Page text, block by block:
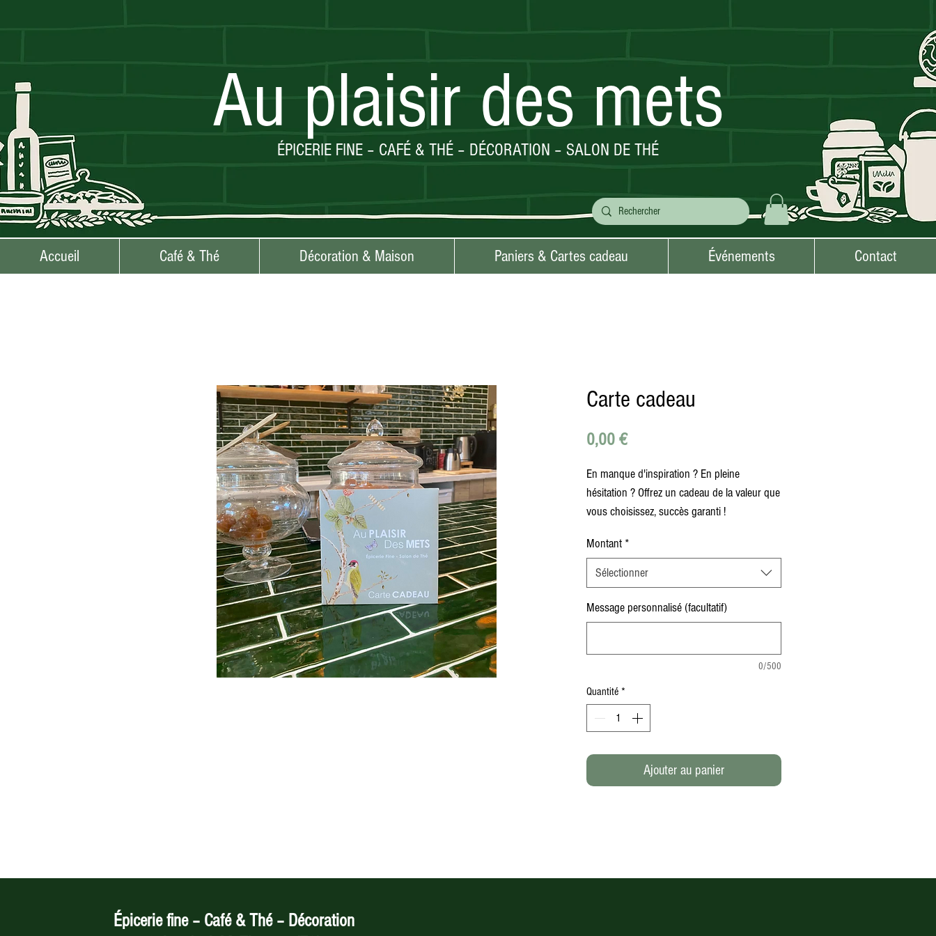
Au plaisir des mets
ÉPICERIE FINE – CAFÉ & THÉ – DÉCORATION – SALON DE THÉ
Accueil Café & Thé Décoration & Maison Paniers & Cartes cadeau Événements Contact
Carte cadeau
0,00 €Prix
En manque d'inspiration ? En pleine
hésitation ? Offrez un cadeau de la valeur que
vous choisissez, succès garanti !
Montant *
Sélectionner
Message personnalisé (facultatif)
0/500
Quantité *
Ajouter au panier
Épicerie fine – Café & Thé – Décoration